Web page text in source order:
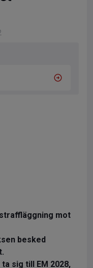
mot
besked
sig till EM 2028,